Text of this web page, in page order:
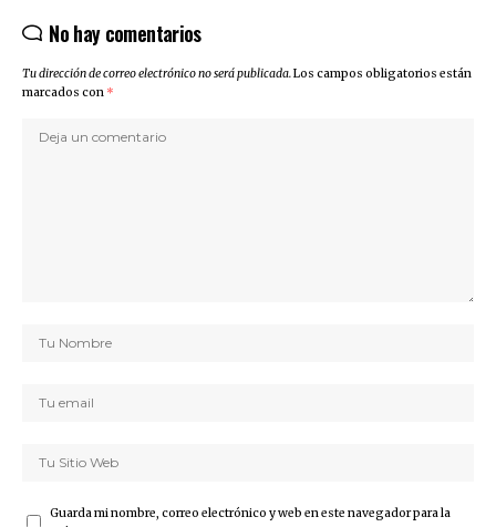
No hay comentarios
Tu dirección de correo electrónico no será publicada.Los campos obligatorios están
marcados con *
Guarda mi nombre, correo electrónico y web en este navegador para la